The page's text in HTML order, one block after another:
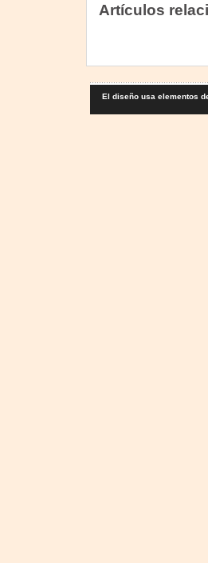
Artículos
El diseño usa elementos